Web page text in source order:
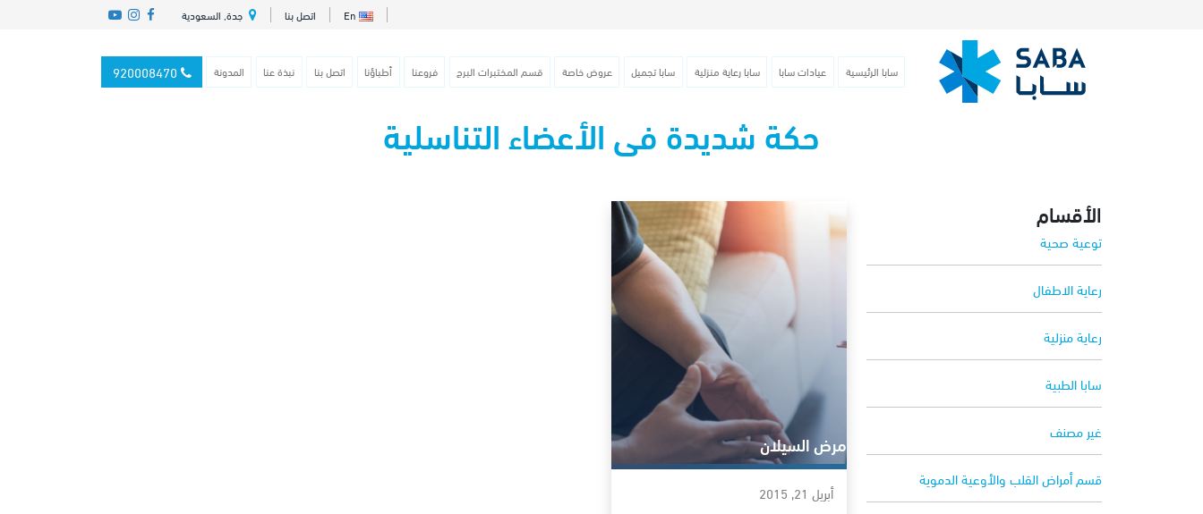
En اتصل بنا جدة, السعودية
سابا الرئيسية عيادات سابا سابا رعاية منزلية سابا تجميل عروض خاصة قسم المختبرات البرج فروعنا أطباؤنا اتصل بنا نبذة عنا المدونة
حكة شديدة فى الأعضاء التناسلية
الأقسام
توعية صحية
رعاية الاطفال
رعاية منزلية
سابا الطبية
غير مصنف
قسم أمراض القلب والأوعية الدموية
مرض السيلان
أبريل 21, 2015